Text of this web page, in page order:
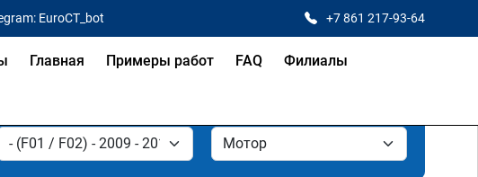
EuroCT_bot +7 861 217-93-64
Главная Примеры работ FAQ Филиалы